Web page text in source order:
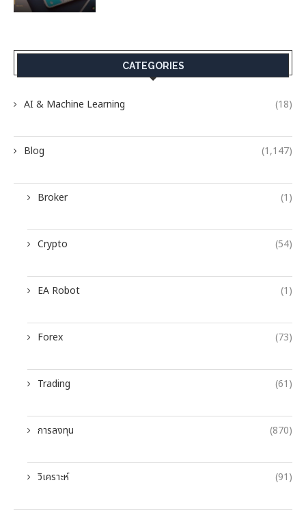
CATEGORIES
AI & Machine Learning (18)
Blog (1,147)
Broker (1)
Crypto (54)
EA Robot (1)
Forex (73)
Trading (61)
การลงทุน (870)
วิเคราะห์ (91)